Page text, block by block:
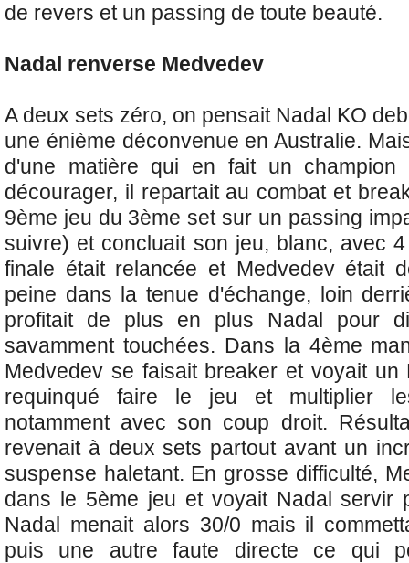
de revers et un passing de toute beauté.
Nadal renverse Medvedev
A deux sets zéro, on pensait Nadal KO
une énième déconvenue en Australie.
d'une matière qui en fait un
décourager, il repartait au combat et
9ème jeu du 3ème set sur un passing
suivre) et concluait son jeu, blanc, avec
finale était relancée et Medvedev était
peine dans la tenue d'échange, loin
profitait de plus en plus Nadal pour
savamment touchées. Dans la 4ème
Medvedev se faisait breaker et voyait un
requinqué faire le jeu et multiplier
notamment avec son coup droit.
revenait à deux sets partout avant un
suspense haletant. En grosse difficulté,
dans le 5ème jeu et voyait Nadal servir
Nadal menait alors 30/0 mais il
puis une autre faute directe ce qui